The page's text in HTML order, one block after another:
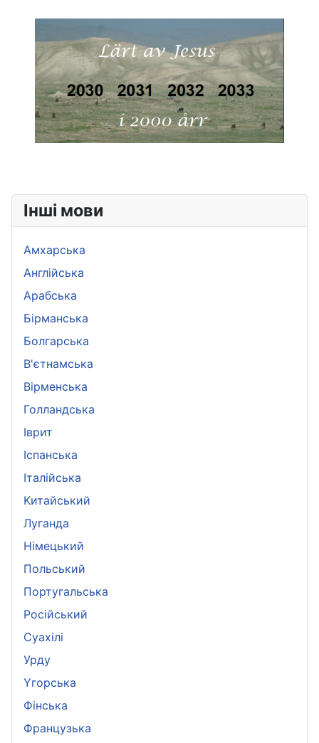
Інші мови
Амхарська
Aнглійська
Арабська
Бірманська
Болгарська
B'єтнамська
Вірменська
Голландська
Іврит
Іспанська
Iталійська
Kитайський
Луганда
Німецький
Польський
Португальська
Pосійський
Суахілі
Урду
Yгорська
Фінська
Французька